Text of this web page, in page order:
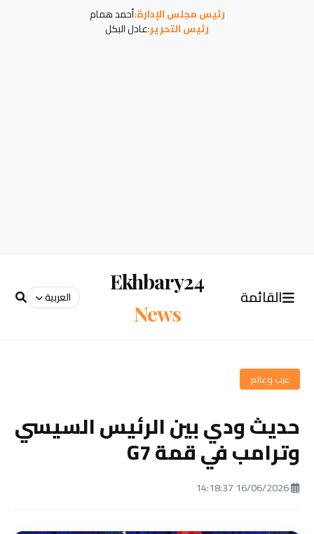
رئيس مجلس الإدارة:أحمد همام
رئيس التحرير:عادل البكل
القائمة
Ekhbary24
News
العربية
عرب وعالم
حديث ودي بين الرئيس السيسي
وترامب في قمة G7